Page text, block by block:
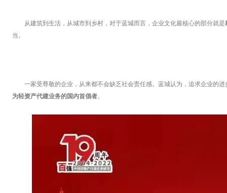
从建筑到生活，从城市到乡村，对于蓝城而言，企业文化最核心的部分就是
当。
一家受尊敬的企业，从来都不会缺乏社会责任感。蓝城认为，追求企业的
为轻资产代建业务的国内首倡者。